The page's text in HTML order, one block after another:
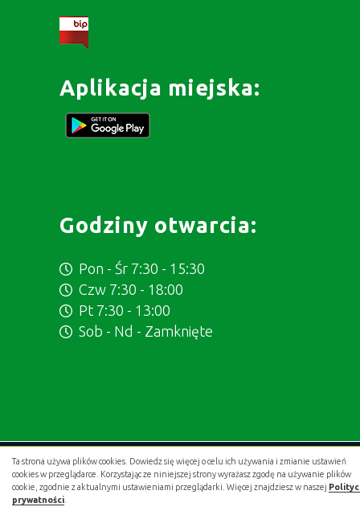
Ta strona używa plików cookies. Dowiedz się więcej o celu ich używania i zmianie ustawień
cookies w przeglądarce. Korzystając ze niniejszej strony wyrażasz zgodę na używanie plików
cookie, zgodnie z aktualnymi ustawieniami przeglądarki. Więcej znajdziesz w naszej
prywatności
Aplikacja miejska:
Godziny otwarcia:
Pon - Śr 7:30 - 15:30
Czw 7:30 - 18:00
Pt 7:30 - 13:00
Sob - Nd - Zamknięte
Projekt i wykonanie:.gold studio digital